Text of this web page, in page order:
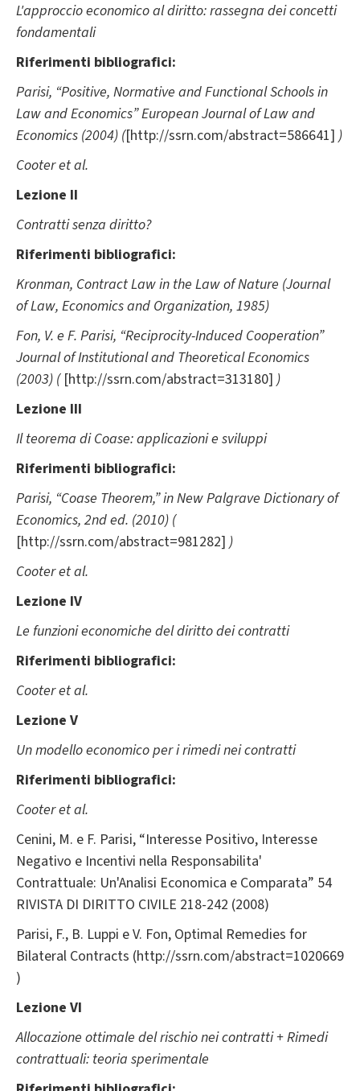
L'approccio economico al diritto: rassegna dei concetti
fondamentali
Riferimenti bibliografici:
Parisi, “Positive, Normative and Functional Schools in
Law and Economics” European Journal of Law and
Economics (2004) ([http://ssrn.com/abstract=586641] )
Cooter et al.
Lezione II
Contratti senza diritto?
Riferimenti bibliografici:
Kronman, Contract Law in the Law of Nature (Journal
of Law, Economics and Organization, 1985)
Fon, V. e F. Parisi, “Reciprocity-Induced Cooperation”
Journal of Institutional and Theoretical Economics
(2003) ([http://ssrn.com/abstract=313180] )
Lezione III
Il teorema di Coase: applicazioni e sviluppi
Riferimenti bibliografici:
Parisi, “Coase Theorem,” in New Palgrave Dictionary of
Economics, 2nd ed. (2010) (
[http://ssrn.com/abstract=981282] )
Cooter et al.
Lezione IV
Le funzioni economiche del diritto dei contratti
Riferimenti bibliografici:
Cooter et al.
Lezione V
Un modello economico per i rimedi nei contratti
Riferimenti bibliografici:
Cooter et al.
Cenini, M. e F. Parisi, “Interesse Positivo, Interesse
Negativo e Incentivi nella Responsabilita'
Contrattuale: Un'Analisi Economica e Comparata” 54
RIVISTA DI DIRITTO CIVILE 218-242 (2008)
Parisi, F., B. Luppi e V. Fon, Optimal Remedies for
Bilateral Contracts (http://ssrn.com/abstract=1020669
)
Lezione VI
Allocazione ottimale del rischio nei contratti +Rimedi
contrattuali: teoria sperimentale